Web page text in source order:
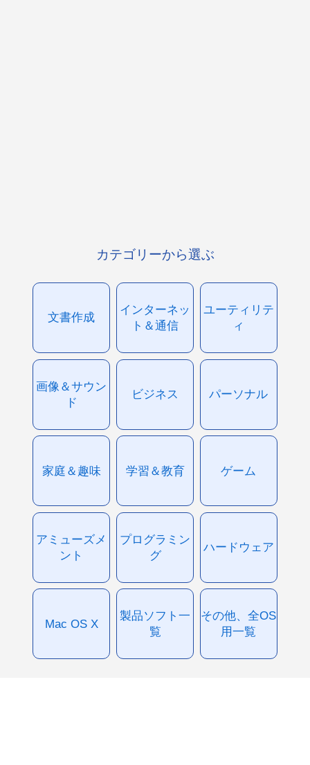
カテゴリーから選ぶ
文書作成
インターネッ
ト＆通信
ユーティリテ
ィ
画像＆サウン
ド
ビジネス パーソナル
家庭＆趣味 学習＆教育 ゲーム
アミューズメ
ント
プログラミン
グ
ハードウェア
Mac OS X
製品ソフト一
覧
その他、全OS
用一覧